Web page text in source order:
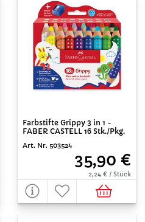
Farbstifte Grippy 3 in 1 -
FABER CASTELL 16 Stk./Pkg.
Art. Nr. 503524
35,90 €
2,24 € / Stück